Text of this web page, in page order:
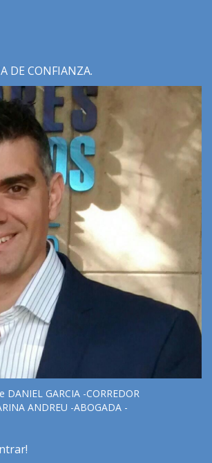
DE CONFIANZA.
DANIEL GARCIA -CORREDOR
ANDREU -ABOGADA -